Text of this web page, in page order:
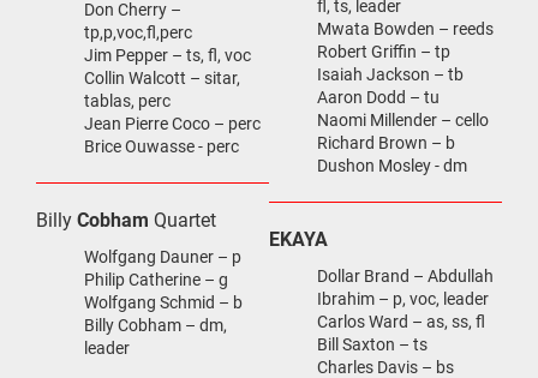
Don Cherry –
tp,p,voc,fl,perc
Jim Pepper – ts, fl, voc
Collin Walcott – sitar,
tablas, perc
Jean Pierre Coco – perc
Brice Ouwasse - perc
Billy Cobham Quartet
Wolfgang Dauner – p
Philip Catherine – g
Wolfgang Schmid – b
Billy Cobham – dm,
leader
fl, ts, leader
Mwata Bowden – reeds
Robert Griffin – tp
Isaiah Jackson – tb
Aaron Dodd – tu
Naomi Millender – cello
Richard Brown – b
Dushon Mosley - dm
EKAYA
Dollar Brand – Abdullah
Ibrahim – p, voc, leader
Carlos Ward – as, ss, fl
Bill Saxton – ts
Charles Davis – bs